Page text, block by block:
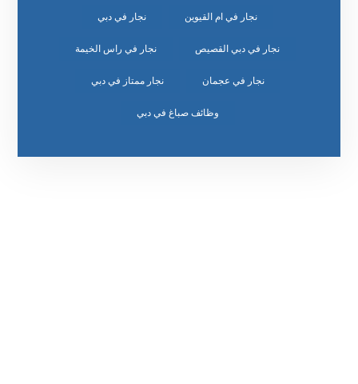
نجار في ام القيوين نجار في دبي
نجار في دبي القصيص نجار في راس الخيمة
نجار في عجمان نجار ممتاز في دبي
وظائف صباغ في دبي